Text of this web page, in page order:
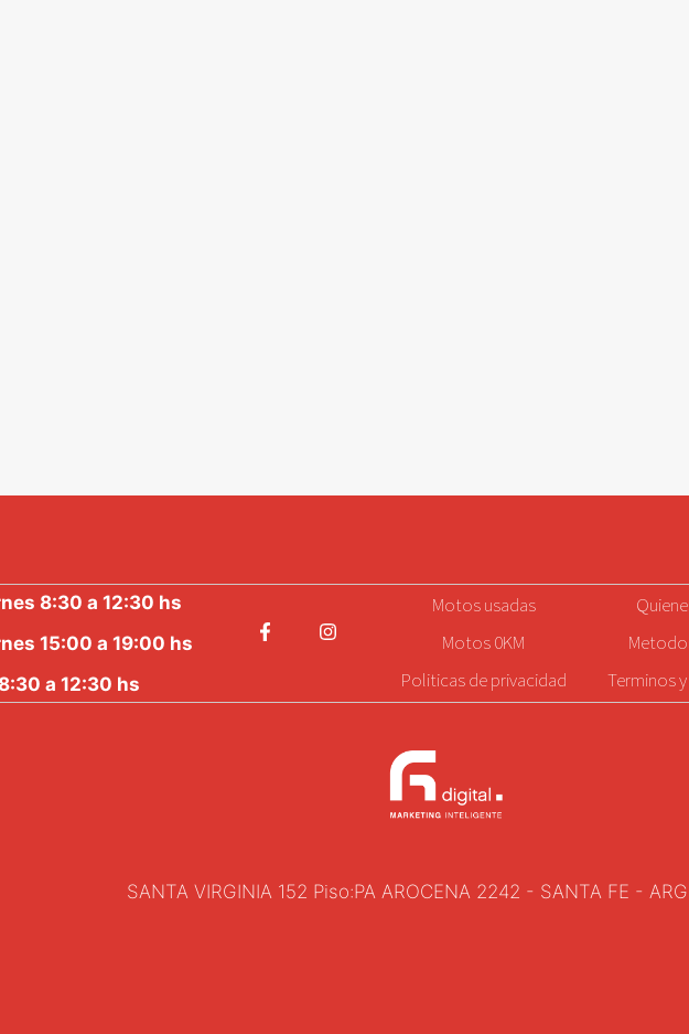
8:30 a 12:30 hs
15:00 a 19:00 hs
a 12:30 hs
Motosusadas
Motos 0KM
Politicas de privacidad
Terminos
SANTA VIRGINIA 152 Piso:PA AROCENA 2242 - SANTA FE -